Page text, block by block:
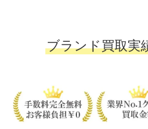
ブランド買取実